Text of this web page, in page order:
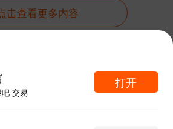
果资金回流AI硬件，那么
出现冲高回落，注意获利
仓操作，弱势环境中更要
击查看更多内容
电脑版
东方财富APP内打开
交易
打开